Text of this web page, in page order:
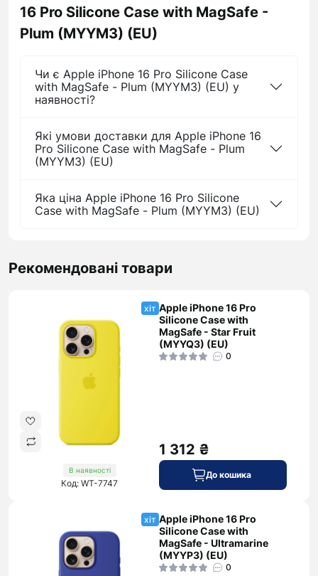
16 Pro Silicone Case with MagSafe -
Plum (MYYM3) (EU)
Чи є Apple iPhone 16 Pro Silicone Case
with MagSafe - Plum (MYYM3) (EU) у
наявності?
Які умови доставки для Apple iPhone 16
Pro Silicone Case with MagSafe - Plum
(MYYM3) (EU)
Яка ціна Apple iPhone 16 Pro Silicone
Case with MagSafe - Plum (MYYM3) (EU)
Рекомендовані товари
хіт
В наявності
Код: WT-7747
Apple iPhone 16 Pro
Silicone Case with
MagSafe - Star Fruit
(MYYQ3) (EU)
0
1 312 ₴
До кошика
хіт Apple iPhone 16 Pro
Silicone Case with
MagSafe - Ultramarine
(MYYP3) (EU)
0